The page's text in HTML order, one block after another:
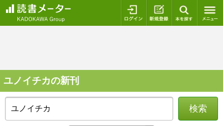
ログイン 新規登録
ユノイチカの新刊
検索